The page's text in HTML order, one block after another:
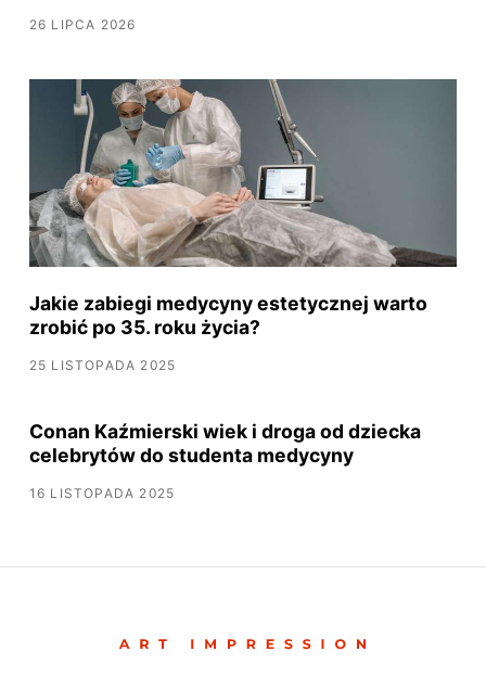
26 LIPCA 2026
Jakie zabiegi medycyny estetycznej warto
zrobić po 35. roku życia?
25 LISTOPADA 2025
Conan Kaźmierski wiek i droga od dziecka
celebrytów do studenta medycyny
16 LISTOPADA 2025